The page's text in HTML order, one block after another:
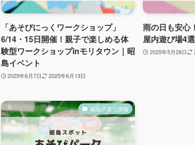
「あそびにっくワークショップ」
6/14・15日開催！親子で楽しめる体
験型ワークショップinモリタウン｜昭
島イベント
2025年6月7日 2025年6月13日
雨の日も安心
屋内遊び場4
2025年5月28日
昭島子育て情報